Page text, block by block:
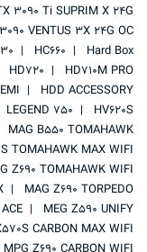
3090 Ti SUPRIM X 24G
VENTUS 3X 24G OC
Hard Box
HC660
HD710M PRO
HD720
HDD ACCESSORY
HV620S
LEGEND 750
MAG B550 TOMAHAWK
TOMAHAWK MAX WIFI
Z690 TOMAHAWK WIFI
MAG Z690 TORPEDO
MEG Z590 UNIFY
CARBON MAX WIFI